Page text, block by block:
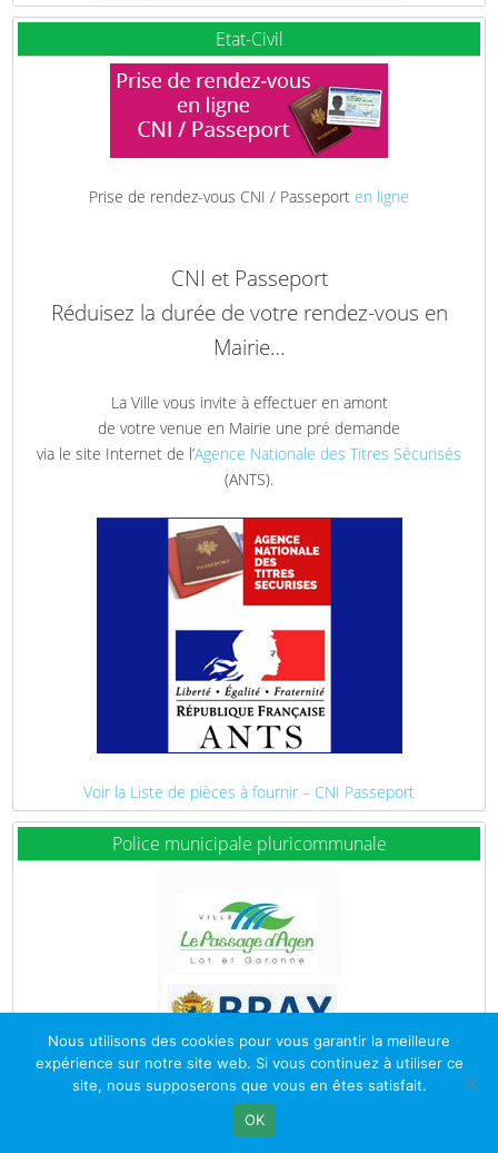
Etat-Civil
Prise de rendez-vous CNI / Passeport en ligne
CNI et Passeport
Réduisez la durée de votre rendez-vous en
Mairie…
La Ville vous invite à effectuer en amont
de votre venue en Mairie une pré demande
via le site Internet de l’Agence Nationale des Titres Sécurisés
(ANTS).
Voir la Liste de pièces à fournir – CNI Passeport
Police municipale pluricommunale
Nous utilisons des cookies pour vous garantir la meilleure
expérience sur notre site web. Si vous continuez à utiliser ce
site, nous supposerons que vous en êtes satisfait.
OK